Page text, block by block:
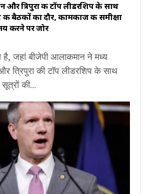
और त्रिपुरा की टॉप लीडरशिप के साथ
बैठकों का दौर, कामकाज की समीक्षा
करने पर जोर
है, जहां बीजेपी आलाकमान ने मध्य
त्रिपुरा की टॉप लीडरशिप के साथ
की...